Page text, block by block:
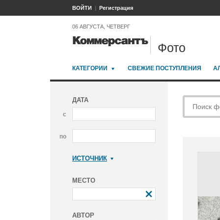
ВОЙТИ Регистрация
06 АВГУСТА, ЧЕТВЕРГ
Фото
КАТЕГОРИИ СВЕЖИЕ ПОСТУПЛЕНИЯ
ДАТА
с
по
ИСТОЧНИК
МЕСТО
АВТОР